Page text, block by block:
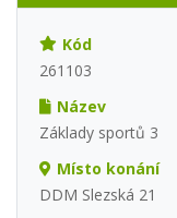
Kód
261103
Název
Základy sportů 3
Místo konání
DDM Slezská 21